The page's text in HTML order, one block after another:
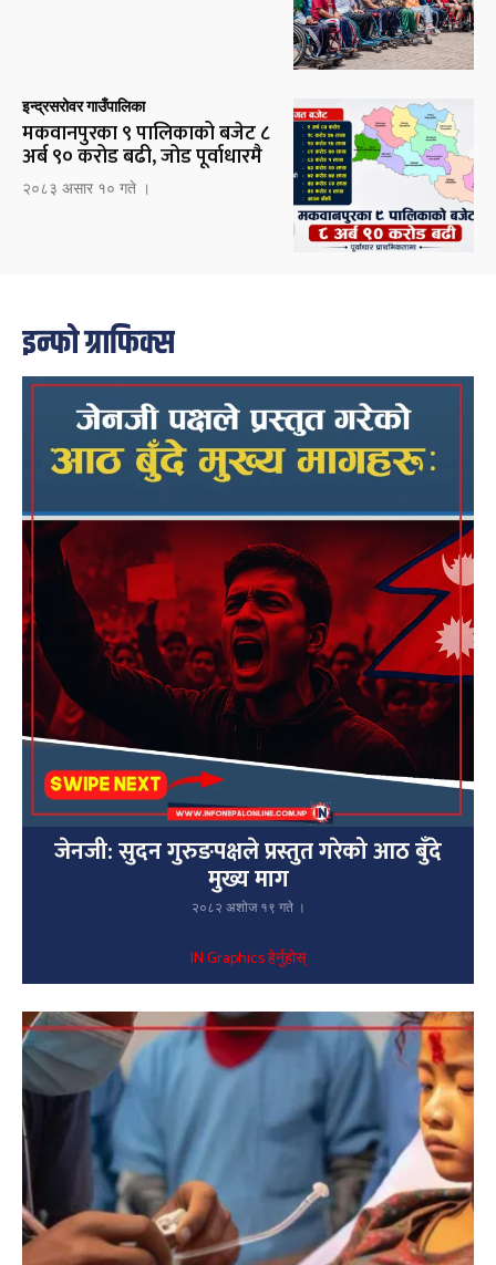
इन्द्रसरोवर गाउँपालिका
मकवानपुरका ९ पालिकाको बजेट ८
अर्ब ९० करोड बढी, जोड पूर्वाधारमै
२०८३ असार १० गते ।
इन्फो ग्राफिक्स
जेनजी: सुदन गुरुङपक्षले प्रस्तुत गरेको आठ बुँदे
मुख्य माग
२०८२ अशोज १९ गते ।
IN Graphics हेर्नुहोस्